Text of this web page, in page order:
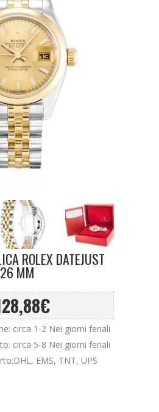
ROLEX DATEJUST
MM
€
circa 1-2 Nei giorni feriali
circa 5-8 Nei giorni feriali
EMS, TNT, UPS